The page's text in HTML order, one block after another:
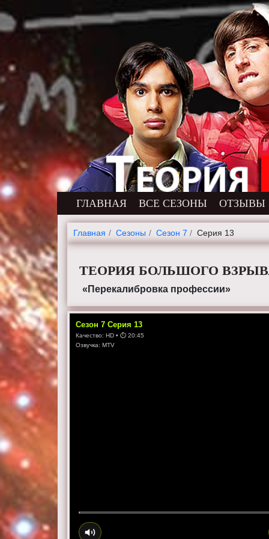
ГЛАВНАЯ ВСЕ СЕЗОНЫ ОТЗЫВЫ
Главная Cезоны Сезон 7 Серия 13
ТЕОРИЯ БОЛЬШОГО
«Перекалибровка профессии»
Сезон7 Серия13
Качество:HD • ⏱20:45
Озвучка:MTV